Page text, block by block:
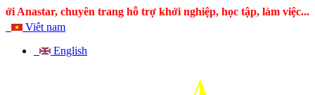
chuyên trang hỗ trợ khởi nghiệp, học tập, làm việc...!
Viêt nam
English